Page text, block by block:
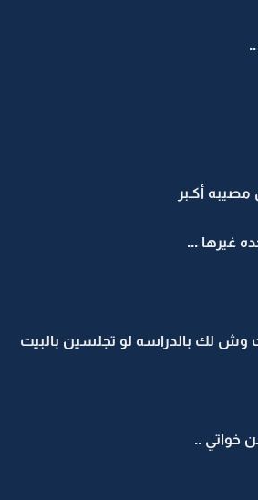
أكـبر
غيرها ...
وش لك بالدراسه لو تجلسين بالبيت
خواتي ..